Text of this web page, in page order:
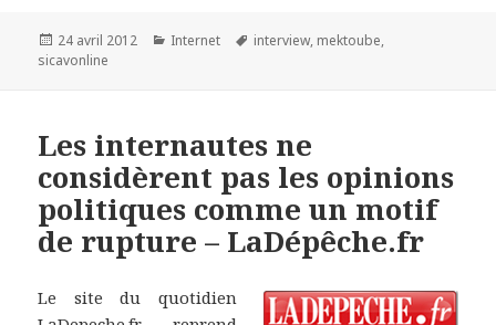
Publié
le
24 avril 2012 Catégories
Internet Étiquettes
interview, mektoube,
sicavonline
Les internautes ne
considèrent pas les opinions
politiques comme un motif
de rupture – LaDépêche.fr
Le site du quotidien